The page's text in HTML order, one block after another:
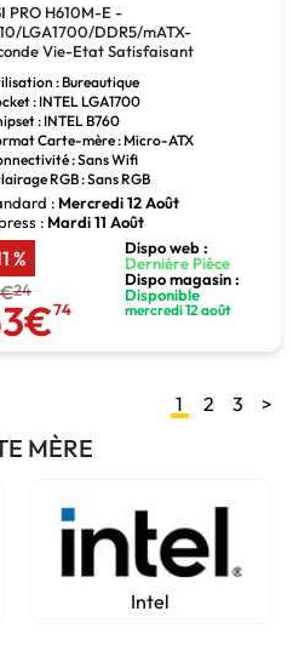
PRO H610M-E -
LGA1700/DDR5/mATX-
Vie-Etat Satisfaisant
: Bureautique
: INTEL LGA1700
: INTEL B760
Carte-mère : Micro-ATX
: Sans Wifi
RGB : Sans RGB
: Mercredi 12 Août
: Mardi 11 Août
%
24
74
Dispo web :
Dernière Pièce
Dispo magasin :
Disponible
mercredi 12 août
1 2 3 >
MÈRE
Intel